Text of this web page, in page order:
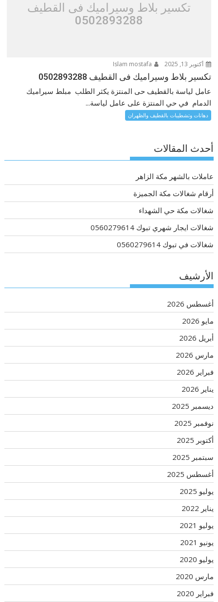
تكسير بلاط وسيراميك فى القطيف
0502893288
أكتوبر 13, 2025
تكسير بلاط وسيراميك فى القطيف 0502893288
عامل لياسة بالقطيف حى المنتزة يكثر الطلب مبلط سيراميك
الدمام في حي المنتزة على عامل لياسة...
دهانات وتشطيبات بالقطيف والظهران
أحدث المقالات
عاملات بالشهر مكة الزاهر
أرقام شغالات مكة الجميزة
شغالات مكة حي الشهداء
شغالات ايجار شهري تبوك 0560279614
شغالات في تبوك 0560279614
الأرشيف
أغسطس 2026
مايو 2026
أبريل 2026
مارس 2026
فبراير 2026
يناير 2026
ديسمبر 2025
نوفمبر 2025
أكتوبر 2025
سبتمبر 2025
أغسطس 2025
يوليو 2025
يناير 2022
يوليو 2021
يونيو 2021
يوليو 2020
مارس 2020
فبراير 2020